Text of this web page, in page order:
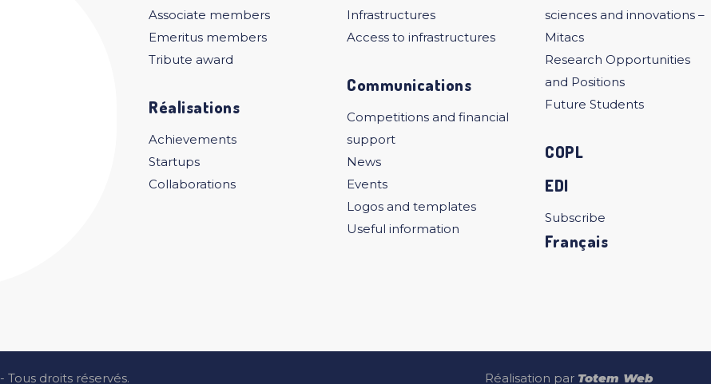
Associate members
Emeritus members
Tribute award
Réalisations
Achievements
Startups
Collaborations
Infrastructures
Access to infrastructures
Communications
Competitions and financial
support
News
Events
Logos and templates
Useful information
sciences and innovations –
Mitacs
Research Opportunities
and Positions
Future Students
COPL
EDI
Subscribe
Français
Réalisation par Totem Web
- Tous droits réservés.